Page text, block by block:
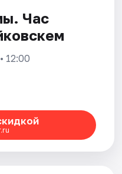
Час
12:00